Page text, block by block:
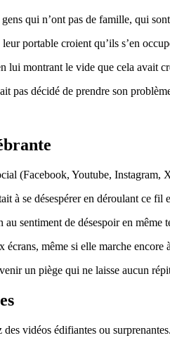
qui n’ont pas de famille, qui
portable croient qu’ils s’en
montrant le vide que cela avait
pas décidé de prendre son
(Facebook, Youtube,
à se désespérer en déroulant ce fil
sentiment de désespoir en même
même si elle marche
un piège qui ne laisse aucun
vidéos édifiantes ou